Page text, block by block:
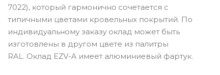
7022), который гармонично сочетается с
типичными цветами кровельных покрытий. По
индивидуальному заказу оклад может быть
изготовлены в другом цвете из палитры
RAL. Оклад EZV-A имеет алюминиевый фартук.